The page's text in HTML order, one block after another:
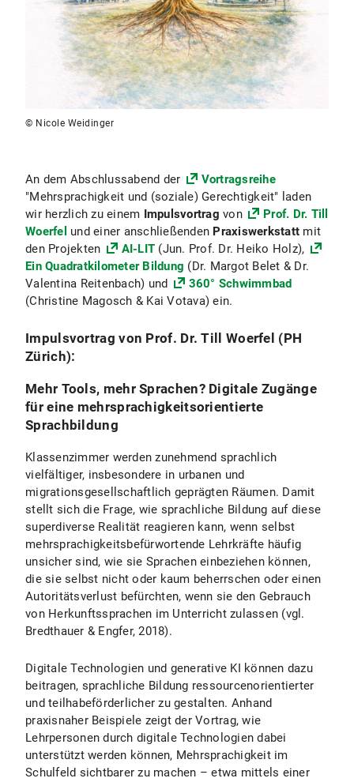
© Nicole Weidinger
An dem Abschlussabend der
Vortragsreihe
"Mehrsprachigkeit und (soziale) Gerechtigkeit" laden
wir herzlich zu einem Impulsvortrag von
Prof. Dr. Till
Woerfel und einer anschließenden Praxiswerkstatt mit
den Projekten
AI-LIT (Jun. Prof. Dr. Heiko Holz),
Ein Quadratkilometer Bildung (Dr. Margot Belet & Dr.
Valentina Reitenbach) und
360° Schwimmbad
(Christine Magosch & Kai Votava) ein.
Impulsvortrag von Prof. Dr. Till Woerfel (PH
Zürich):
Mehr Tools, mehr Sprachen? Digitale Zugänge
für eine mehrsprachigkeitsorientierte
Sprachbildung
Klassenzimmer werden zunehmend sprachlich
vielfältiger, insbesondere in urbanen und
migrationsgesellschaftlich geprägten Räumen. Damit
stellt sich die Frage, wie sprachliche Bildung auf diese
superdiverse Realität reagieren kann, wenn selbst
mehrsprachigkeitsbefürwortende Lehrkräfte häufig
unsicher sind, wie sie Sprachen einbeziehen können,
die sie selbst nicht oder kaum beherrschen oder einen
Autoritätsverlust befürchten, wenn sie den Gebrauch
von Herkunftssprachen im Unterricht zulassen (vgl.
Bredthauer & Engfer, 2018).
Digitale Technologien und generative KI können dazu
beitragen, sprachliche Bildung ressourcenorientierter
und teilhabeförderlicher zu gestalten. Anhand
praxisnaher Beispiele zeigt der Vortrag, wie
Lehrpersonen durch digitale Technologien dabei
unterstützt werden können, Mehrsprachigkeit im
Schulfeld sichtbarer zu machen – etwa mittels einer